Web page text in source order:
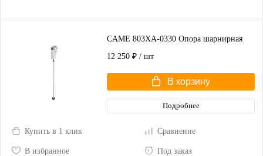
CAME 803XA-0330 Опора шарнирная
12 250 ₽ / шт
В корзину
Подробнее
Купить в 1 клик Сравнение
В избранное Под заказ